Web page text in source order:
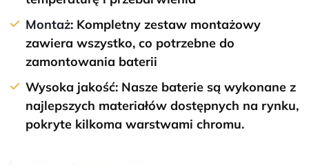
Montaż: Kompletny zestaw montażowy
zawiera wszystko, co potrzebne do
zamontowania baterii
Wysoka jakość: Nasze baterie są wykonane z
najlepszych materiałów dostępnych na rynku,
pokryte kilkoma warstwami chromu.